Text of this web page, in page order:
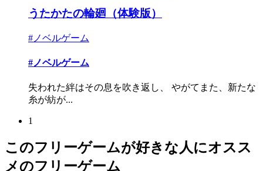
うたかたの輪廻（体験版）
#ノベルゲーム
#ノベルゲーム
失われた絆はその息を吹き返し、 やがてまた、新たな
糸が紡が...
1
このフリーゲームが好きな人にオスス
メのフリーゲーム